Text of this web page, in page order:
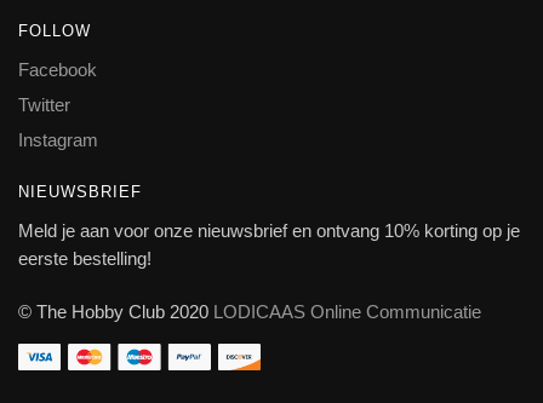
FOLLOW
Facebook
Twitter
Instagram
NIEUWSBRIEF
Meld je aan voor onze nieuwsbrief en ontvang 10% korting op je
eerste bestelling!
© The Hobby Club 2020 LODICAAS Online Communicatie